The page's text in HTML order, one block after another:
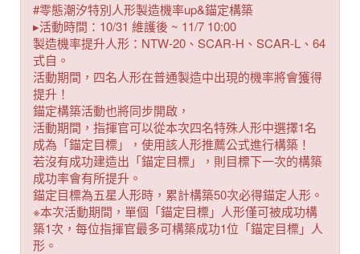
#零態潮汐特別人形製造機率up&錨定構築
▸活動時間：10/31 維護後 ~ 11/7 10:00
製造機率提升人形：NTW-20、SCAR-H、SCAR-L、64
式自。
活動期間，四名人形在普通製造中出現的機率將會獲得
提升！
錨定構築活動也將同步開啟，
活動期間，指揮官可以從本次四名特殊人形中選擇1名
成為「錨定目標」，使用該人形推薦公式進行構築！
若沒有成功建造出「錨定目標」，則目標下一次的構築
成功率會有所提升。
錨定目標為五星人形時，累計構築50次必得錨定人形。
※本次活動期間，單個「錨定目標」人形僅可被成功構
築1次，每位指揮官最多可構築成功1位「錨定目標」人
形。